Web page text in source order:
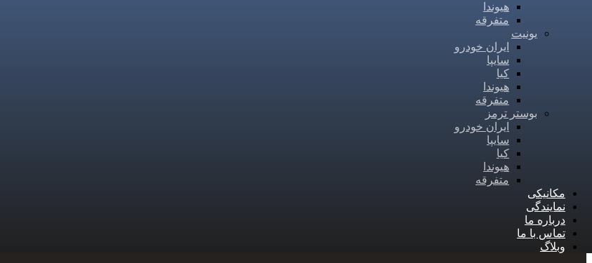
هیوندا
متفرقه
یونیت
ایران خودرو
سایپا
کیا
هیوندا
متفرقه
بوستر ترمز
ایران خودرو
سایپا
کیا
هیوندا
متفرقه
مکانیکی
نمایندگی
درباره ما
تماس با ما
وبلاگ